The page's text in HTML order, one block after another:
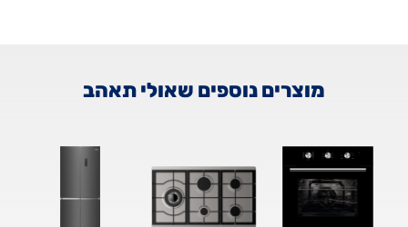
מוצרים נוספים שאולי תאהב